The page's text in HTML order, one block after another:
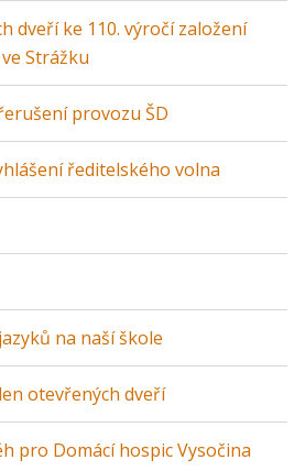
dveří ke 110. výročí založení
Strážku
provozu ŠD
ředitelského volna
na naší škole
otevřených dveří
pro Domácí hospic Vysočina